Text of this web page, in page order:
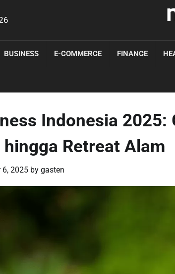
BUSINESS E-COMMERCE FINANCE
Indonesia
Retreat Alam
6, 2025 by gasten